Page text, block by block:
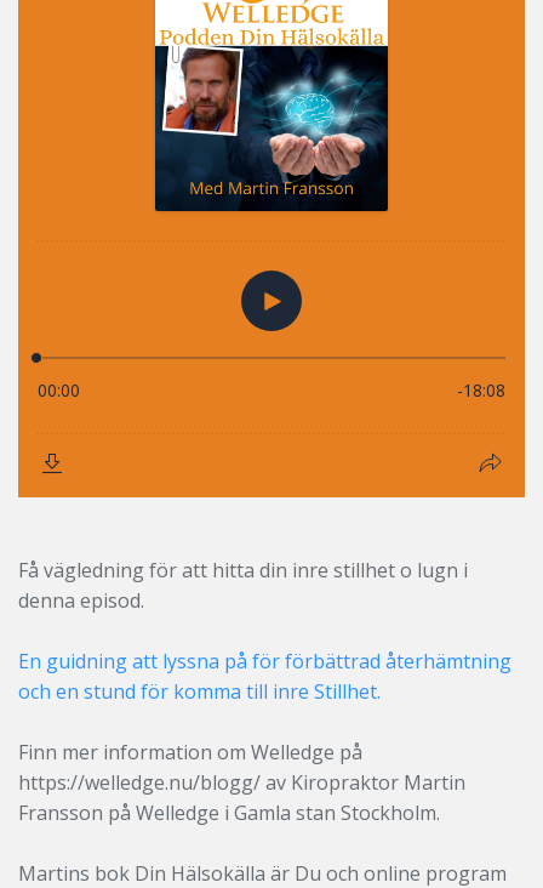
Få vägledning för att hitta din inre stillhet o lugn i
denna episod.
En guidning att lyssna på för förbättrad återhämtning
och en stund för komma till inre Stillhet.
Finn mer information om Welledge på
https://welledge.nu/blogg/ av Kiropraktor Martin
Fransson på Welledge i Gamla stan Stockholm.
Martins bok Din Hälsokälla är Du och online program